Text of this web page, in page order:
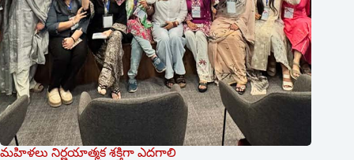
మహిళలు నిర్ణయాత్మక శక్తిగా ఎదగాలి